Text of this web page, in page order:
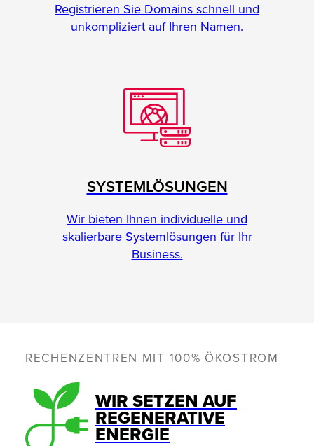
Registrieren Sie Domains schnell und
unkompliziert auf Ihren Namen.
SYSTEMLÖSUNGEN
Wir bieten Ihnen individuelle und
skalierbare Systemlösungen für Ihr
Business.
RECHENZENTREN MIT 100% ÖKOSTROM
WIR SETZEN AUF
REGENERATIVE
ENERGIE